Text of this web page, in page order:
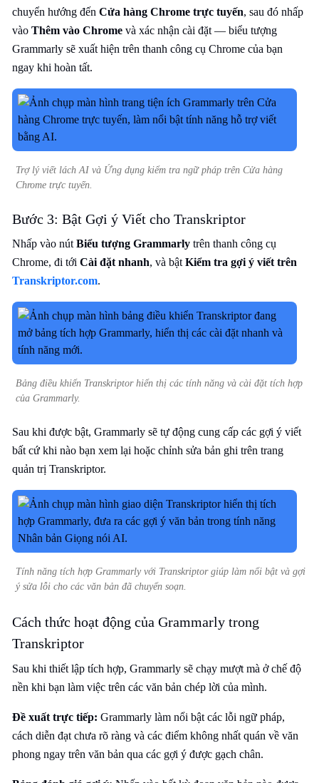
chuyển hướng đến Cửa hàng Chrome trực tuyến, sau đó nhấp
vào Thêm vào Chrome và xác nhận cài đặt — biểu tượng
Grammarly sẽ xuất hiện trên thanh công cụ Chrome của bạn
ngay khi hoàn tất.
Trợ lý viết lách AI và Ứng dụng kiểm tra ngữ pháp trên Cửa hàng
Chrome trực tuyến.
Bước 3: Bật Gợi ý Viết cho Transkriptor
Nhấp vào nút Biểu tượng Grammarly trên thanh công cụ
Chrome, đi tới Cài đặt nhanh, và bật Kiểm tra gợi ý viết trên
Transkriptor.com.
Bảng điều khiển Transkriptor hiển thị các tính năng và cài đặt tích hợp
của Grammarly.
Sau khi được bật, Grammarly sẽ tự động cung cấp các gợi ý viết
bất cứ khi nào bạn xem lại hoặc chỉnh sửa bản ghi trên trang
quản trị Transkriptor.
Tính năng tích hợp Grammarly với Transkriptor giúp làm nổi bật và gợi
ý sửa lỗi cho các văn bản đã chuyển soạn.
Cách thức hoạt động của Grammarly trong
Transkriptor
Sau khi thiết lập tích hợp, Grammarly sẽ chạy mượt mà ở chế độ
nền khi bạn làm việc trên các văn bản chép lời của mình.
Đề xuất trực tiếp: Grammarly làm nổi bật các lỗi ngữ pháp,
cách diễn đạt chưa rõ ràng và các điểm không nhất quán về văn
phong ngay trên văn bản qua các gợi ý được gạch chân.